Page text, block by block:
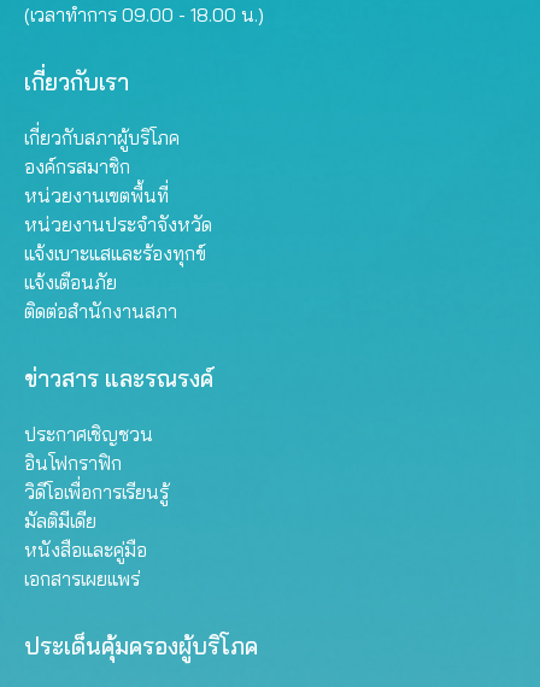
(เวลาทำการ 09.00 - 18.00 น.)
เกี่ยวกับเรา
เกี่ยวกับสภาผู้บริโภค
องค์กรสมาชิก
หน่วยงานเขตพื้นที่
หน่วยงานประจำจังหวัด
แจ้งเบาะแสและร้องทุกข์
แจ้งเตือนภัย
ติดต่อสำนักงานสภา
ข่าวสาร และรณรงค์
ประกาศเชิญชวน
อินโฟกราฟิก
วิดีโอเพื่อการเรียนรู้
มัลติมีเดีย
หนังสือและคู่มือ
เอกสารเผยแพร่
ประเด็นคุ้มครองผู้บริโภค